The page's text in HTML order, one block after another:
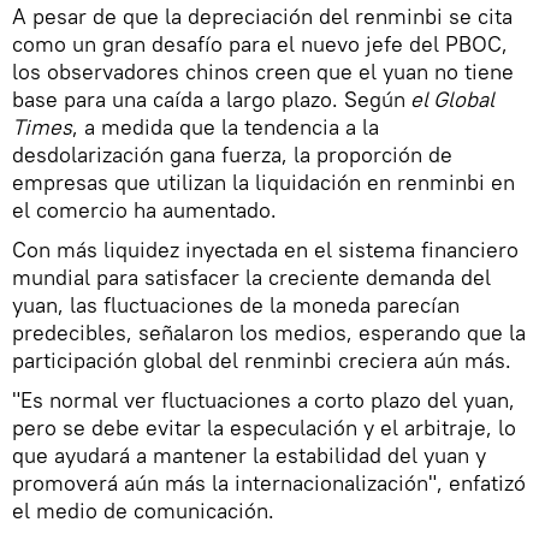
A pesar de que la depreciación del renminbi se cita
como un gran desafío para el nuevo jefe del PBOC,
los observadores chinos creen que el yuan no tiene
base para una caída a largo plazo. Según el Global
Times, a medida que la tendencia a la
desdolarización gana fuerza, la proporción de
empresas que utilizan la liquidación en renminbi en
el comercio ha aumentado.
Con más liquidez inyectada en el sistema financiero
mundial para satisfacer la creciente demanda del
yuan, las fluctuaciones de la moneda parecían
predecibles, señalaron los medios, esperando que la
participación global del renminbi creciera aún más.
"Es normal ver fluctuaciones a corto plazo del yuan,
pero se debe evitar la especulación y el arbitraje, lo
que ayudará a mantener la estabilidad del yuan y
promoverá aún más la internacionalización", enfatizó
el medio de comunicación.